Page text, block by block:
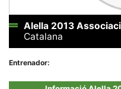
Alella 2013
Catalana
Entrenador: